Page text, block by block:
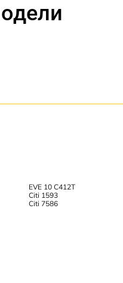
EVE 10 C412T
Citi 1593
Citi 7586